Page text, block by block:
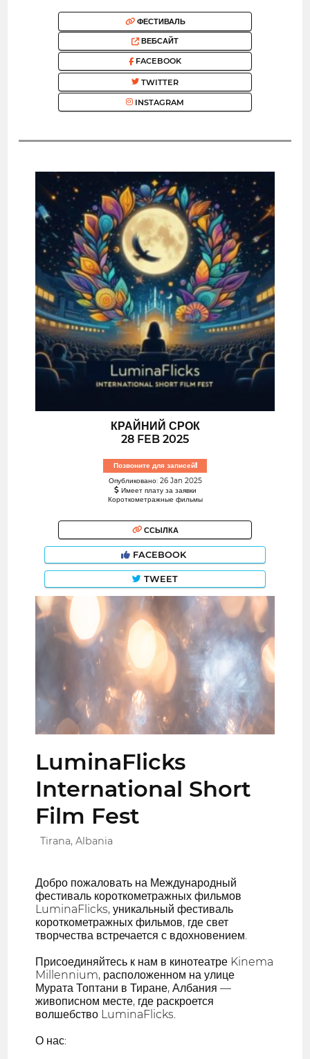
ФЕСТИВАЛЬ
ВЕБСАЙТ
FACEBOOK
TWITTER
INSTAGRAM
КРАЙНИЙ СРОК
28 FEB 2025
Позвоните для записей!
Опубликовано: 26 Jan 2025
Имеет плату за заявки
Короткометражные фильмы
ССЫЛКА
FACEBOOK
TWEET
LuminaFlicks
International Short
Film Fest
Tirana, Albania
Добро пожаловать на Международный
фестиваль короткометражных фильмов
LuminaFlicks, уникальный фестиваль
короткометражных фильмов, где свет
творчества встречается с вдохновением.
Присоединяйтесь к нам в кинотеатре Kinema
Millennium, расположенном на улице
Мурата Топтани в Тиране, Албания —
живописном месте, где раскроется
волшебство LuminaFlicks.
О нас: